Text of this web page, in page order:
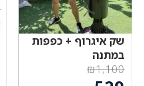
שק איגרוף + כפפות
במתנה
₪1,100
המחיר